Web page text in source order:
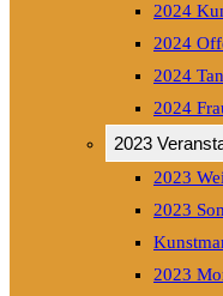
2024
2024
2024
2024
2023
2023
2023
2023